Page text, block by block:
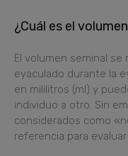
¿Cuál es el
El volumen seminal se
eyaculado durante la
en mililitros (ml) y
individuo a otro. Sin
considerados como
referencia para